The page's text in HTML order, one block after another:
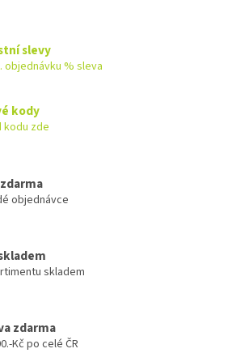
slevy
objednávku % sleva
kody
kodu zde
objednávce
skladem
zdarma
Kč po celé ČR